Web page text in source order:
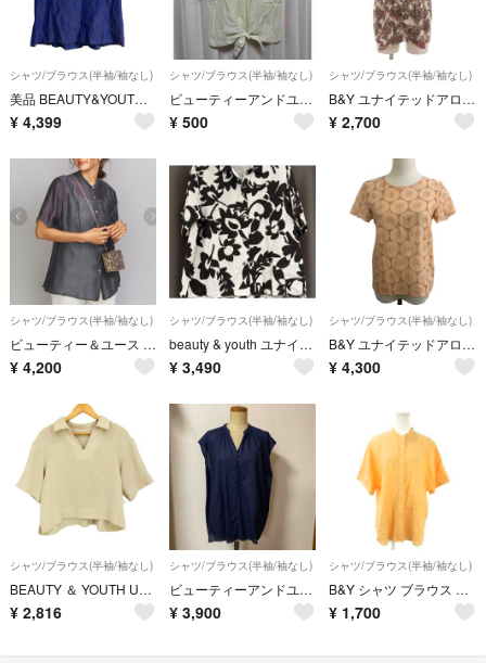
シャツ/ブラウス(半袖/袖なし)
美品 BEAUTY&YOUTH ビューティー&ユース 2WAYリボンボートネックブラウス サイズF ブルー レディース 古着 中古 USED
¥ 4,399
シャツ/ブラウス(半袖/袖なし)
ビューティーアンドユース トップス
¥ 500
シャツ/ブラウス(半袖/袖なし)
B&Y ユナイテッドアローズ ビューティー&ユース シャツ ペイズリー柄 半袖
¥ 2,700
シャツ/ブラウス(半袖/袖なし)
ビューティー＆ユース シアーペプラムショートスリーブシャツ グレー
¥ 4,200
シャツ/ブラウス(半袖/袖なし)
beauty & youth ユナイテッドアローズ シャツ
¥ 3,490
シャツ/ブラウス(半袖/袖なし)
B&Y ユナイテッドアローズ ビューティー&ユース ブラウス 半袖 オレンジ
¥ 4,300
シャツ/ブラウス(半袖/袖なし)
BEAUTY ＆ YOUTH UNITED ARROWS(ビューティーアンドユー
¥ 2,816
シャツ/ブラウス(半袖/袖なし)
ビューティーアンドユース フレンチスリーブブラウス
¥ 3,900
シャツ/ブラウス(半袖/袖なし)
B&Y シャツ ブラウス コーラルオレンジ バンドカラー 半袖 無地 /AO14
¥ 1,700